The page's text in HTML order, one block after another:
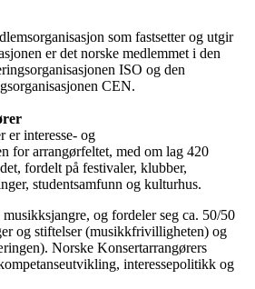
som fastsetter og utgir
er det norske medlemmet i den
ISO og den
CEN.
er interesse- og
for arrangørfeltet, med om lag 420
fordelt på festivaler, klubber,
studentsamfunn og kulturhus.
og fordeler seg ca. 50/50
og stiftelser (musikkfrivilligheten) og
Norske Konsertarrangørers
interessepolitikk og